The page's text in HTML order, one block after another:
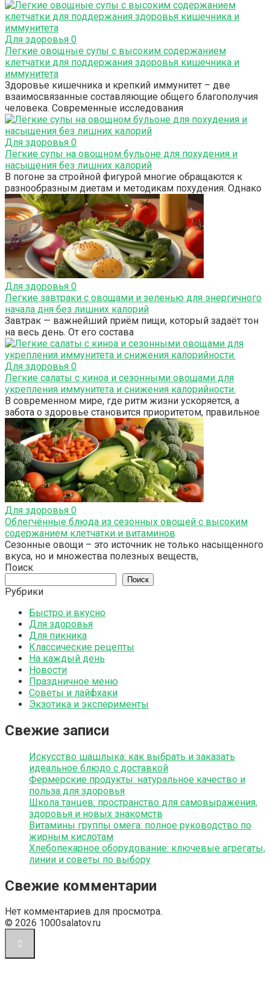
Для здоровья 0
Легкие овощные супы с высоким содержанием
клетчатки для поддержания здоровья кишечника и
иммунитета
Здоровье кишечника и крепкий иммунитет – две
взаимосвязанные составляющие общего благополучия
человека. Современные исследования
Для здоровья 0
Лёгкие супы на овощном бульоне для похудения и
насыщения без лишних калорий
В погоне за стройной фигурой многие обращаются к
разнообразным диетам и методикам похудения. Однако
Для здоровья 0
Легкие завтраки с овощами и зеленью для энергичного
начала дня без лишних калорий
Завтрак — важнейший приём пищи, который задаёт тон
на весь день. От его состава
Для здоровья 0
Легкие салаты с киноа и сезонными овощами для
укрепления иммунитета и снижения калорийности.
В современном мире, где ритм жизни ускоряется, а
забота о здоровье становится приоритетом, правильное
Для здоровья 0
Облегчённые блюда из сезонных овощей с высоким
содержанием клетчатки и витаминов
Сезонные овощи – это источник не только насыщенного
вкуса, но и множества полезных веществ,
Поиск
Поиск
Рубрики
Быстро и вкусно
Для здоровья
Для пикника
Классические рецепты
На каждый день
Новости
Праздничное меню
Советы и лайфхаки
Экзотика и эксперименты
Свежие записи
Искусство шашлыка: как выбрать и заказать
идеальное блюдо с доставкой
Фермерские продукты: натуральное качество и
польза для здоровья
Школа танцев: пространство для самовыражения,
здоровья и новых знакомств
Витамины группы омега: полное руководство по
жирным кислотам
Хлебопекарное оборудование: ключевые агрегаты,
линии и советы по выбору
Свежие комментарии
Нет комментариев для просмотра.
© 2026 1000salatov.ru